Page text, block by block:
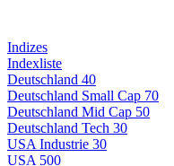
Indizes
Indexliste
Deutschland 40
Deutschland Small Cap 70
Deutschland Mid Cap 50
Deutschland Tech 30
USA Industrie 30
USA 500